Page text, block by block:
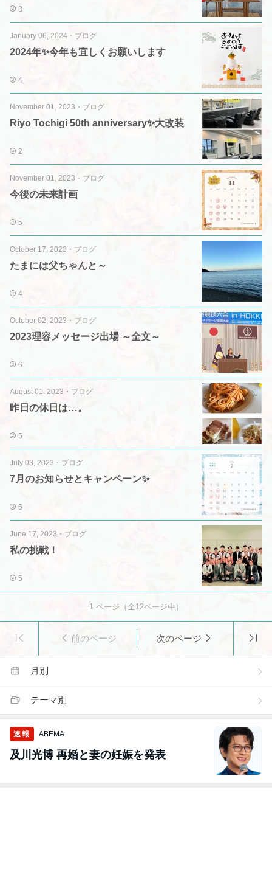
8
January 06, 2024 ・ ブログ
2024年✨今年も宜しくお願いします
4
November 01, 2023 ・ ブログ
Riyo Tochigi 50th anniversary✨大改装
2
November 01, 2023 ・ ブログ
今後の未来計画
5
October 17, 2023 ・ ブログ
たまには父ちゃんと～
4
October 02, 2023 ・ ブログ
2023理容メッセージ出場 ～全文～
6
August 01, 2023 ・ ブログ
昨日の休日は…。
5
July 03, 2023 ・ ブログ
7月のお知らせとキャンペーン✨
6
June 17, 2023 ・ ブログ
私の挑戦！
5
1ページ（全12ページ中）
前のページ 次のページ
月別
テーマ別
速報 ABEMA
及川光博 再婚と妻の妊娠を発表